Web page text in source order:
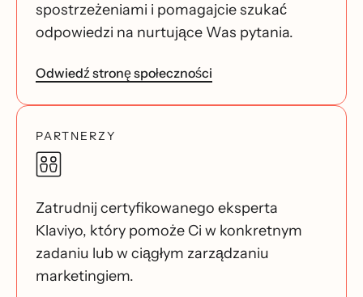
spostrzeżeniami i pomagajcie szukać
odpowiedzi na nurtujące Was pytania.
Odwiedź stronę społeczności
PARTNERZY
Zatrudnij certyfikowanego eksperta
Klaviyo, który pomoże Ci w konkretnym
zadaniu lub w ciągłym zarządzaniu
marketingiem.